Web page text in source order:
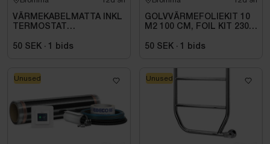
VÄRMEKABELMATTA INKL
TERMOSTAT
50 SEK · 1 bids
GOLVVÄRMEFOLIEKIT 10
M2 100 CM, FOIL KIT 230
50 SEK · 1 bids
Unused Unused